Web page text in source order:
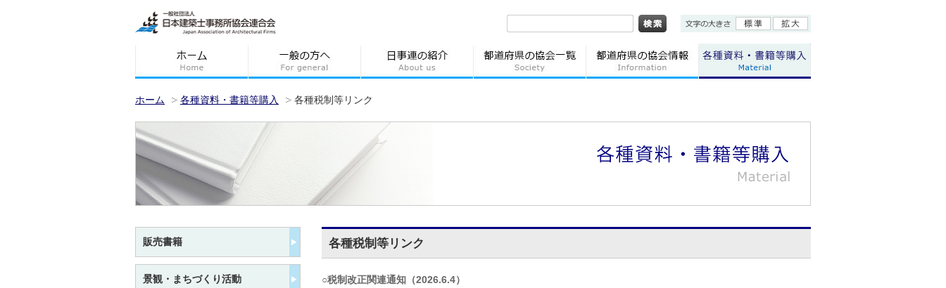
ホーム 各種資料・書籍等購入 各種税制等リンク
各種税制等リンク
○税制改正関連通知 （2026.6.4）
販売書籍
景観・まちづくり活動